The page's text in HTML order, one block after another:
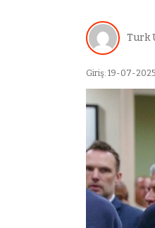
Turk
Giriş: 19-07-2025